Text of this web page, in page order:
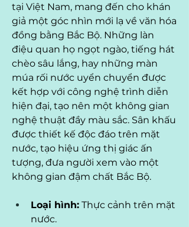
tại Việt Nam, mang đến cho khán
giả một góc nhìn mới lạ về văn hóa
đồng bằng Bắc Bộ. Những làn
điệu quan họ ngọt ngào, tiếng hát
chèo sâu lắng, hay những màn
múa rối nước uyển chuyển được
kết hợp với công nghệ trình diễn
hiện đại, tạo nên một không gian
nghệ thuật đầy màu sắc. Sân khấu
được thiết kế độc đáo trên mặt
nước, tạo hiệu ứng thị giác ấn
tượng, đưa người xem vào một
không gian đậm chất Bắc Bộ.
Loại hình: Thực cảnh trên mặt
nước.